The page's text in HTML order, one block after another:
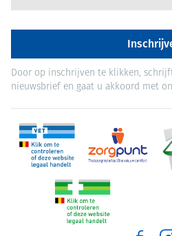
Door op inschrijven te klikken,
nieuwsbrief en gaat u akkoord met